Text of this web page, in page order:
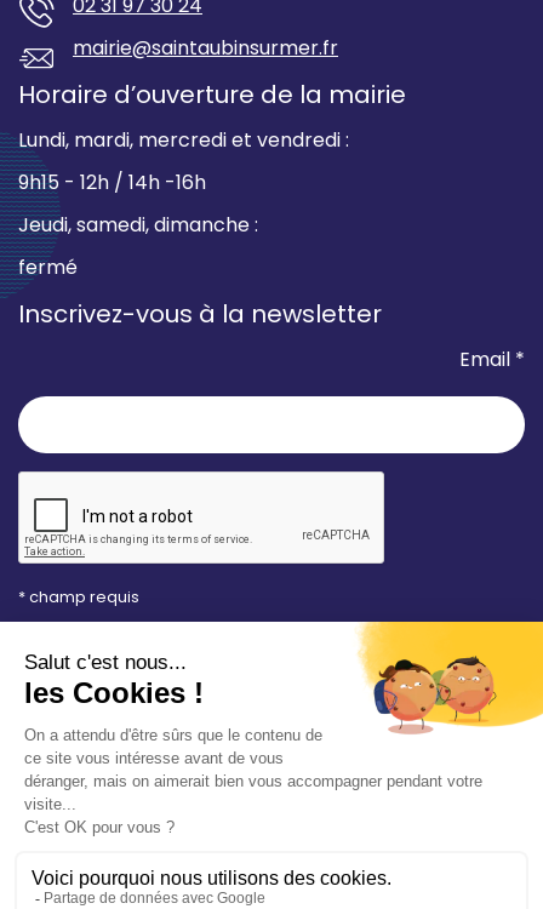
mairie@saintaubinsurmer.fr
Horaire d’ouverture de la mairie
Lundi, mardi, mercredi et vendredi :
9h15 - 12h / 14h -16h
Jeudi, samedi, dimanche :
fermé
Inscrivez-vous à la newsletter
Email *
* champ requis
vous envoyer les lettres d'information de la Mairie de
Saint-Aubin-sur-Mer. Vous pouvez à tout moment
utiliser le lien de désabonnement intégré dans la
newsletter. Consultez notre
confidentialitépour en savoir plus.